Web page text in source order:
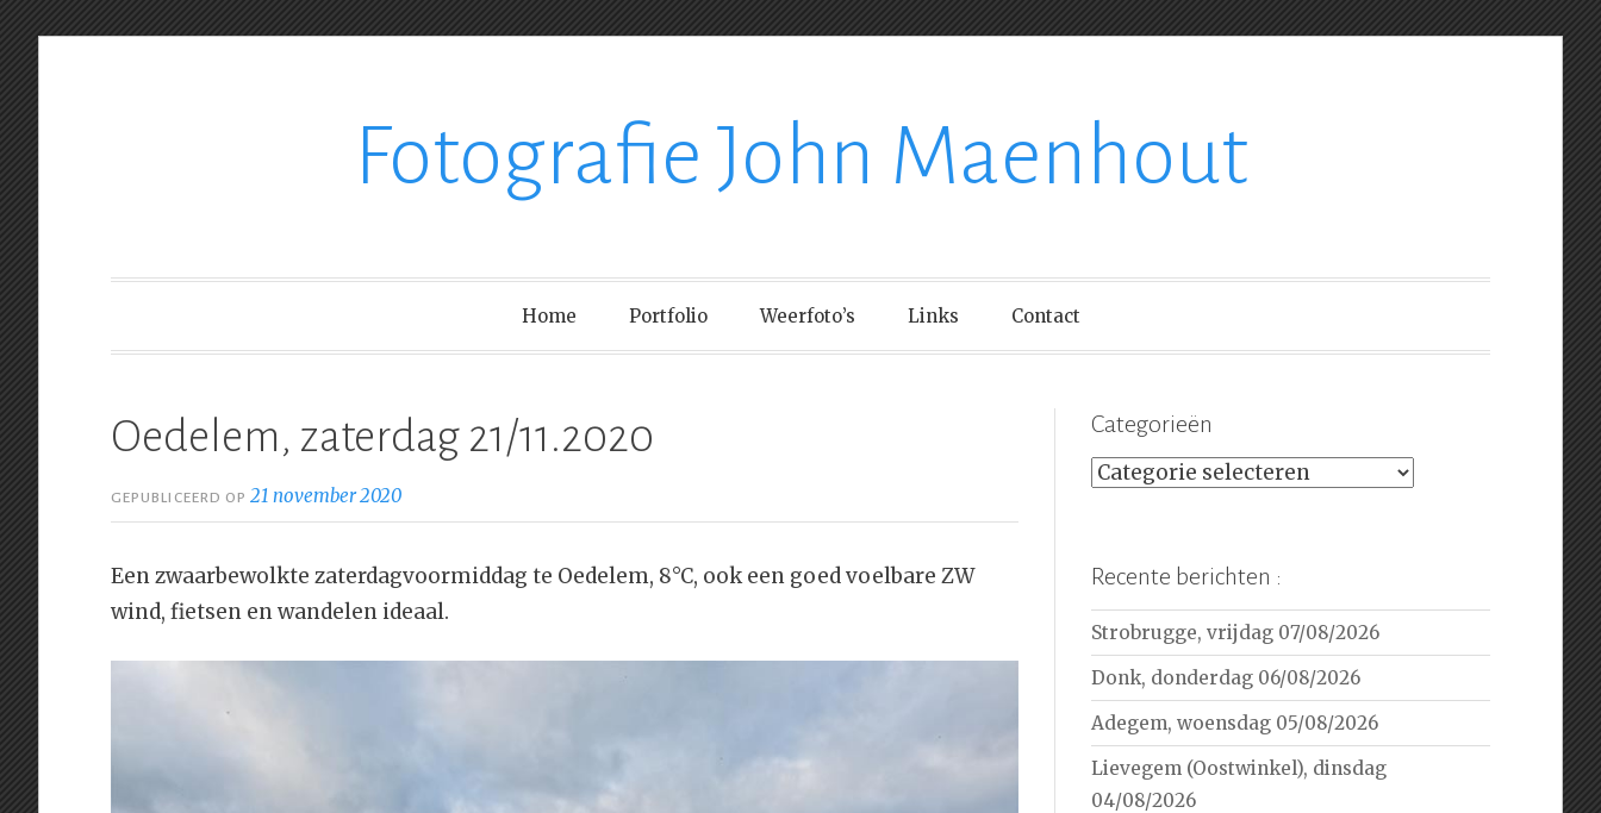
Fotografie John Maenhout
Home Portfolio Weerfoto’s Links Contact
Oedelem, zaterdag 21/11.2020
GEPUBLICEERD OP21 november 2020
Een zwaarbewolkte zaterdagvoormiddag te Oedelem, 8°C, ook een goed voelbare ZW
wind, fietsen en wandelen ideaal.
Categorieën
Categorieën
Recente berichten :
Strobrugge, vrijdag 07/08/2026
Donk, donderdag 06/08/2026
Adegem, woensdag 05/08/2026
Lievegem (Oostwinkel), dinsdag
04/08/2026